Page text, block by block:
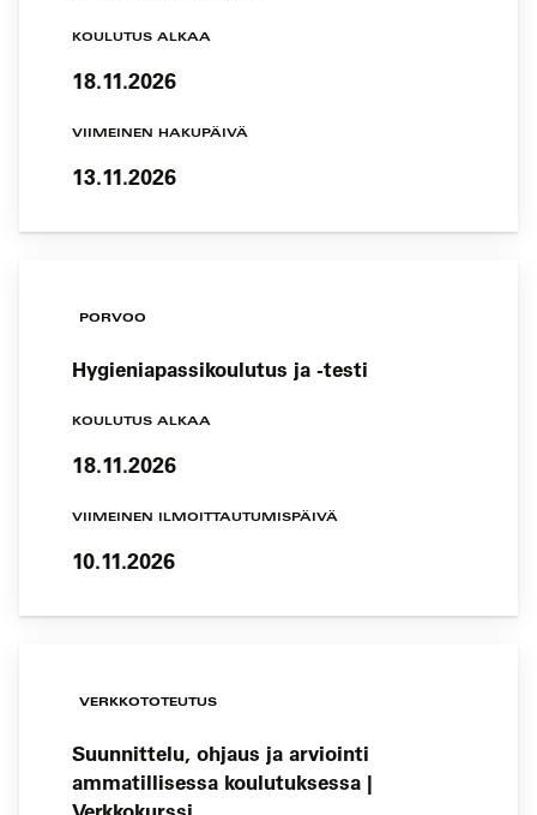
KOULUTUS ALKAA
18.11.2026
VIIMEINEN HAKUPÄIVÄ
13.11.2026
PORVOO
Hygieniapassikoulutus ja -testi
KOULUTUS ALKAA
18.11.2026
VIIMEINEN ILMOITTAUTUMISPÄIVÄ
10.11.2026
VERKKOTOTEUTUS
Suunnittelu, ohjaus ja arviointi
ammatillisessa koulutuksessa |